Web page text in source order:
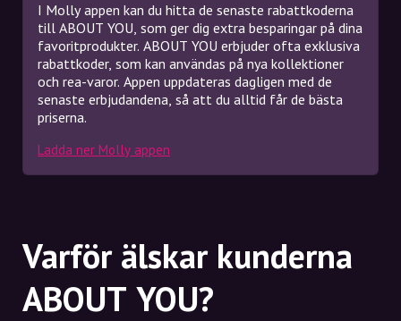
I Molly appen kan du hitta de senaste rabattkoderna
till ABOUT YOU, som ger dig extra besparingar på dina
favoritprodukter. ABOUT YOU erbjuder ofta exklusiva
rabattkoder, som kan användas på nya kollektioner
och rea-varor. Appen uppdateras dagligen med de
senaste erbjudandena, så att du alltid får de bästa
priserna.
Ladda ner Molly appen
Varför älskar kunderna
ABOUT YOU?